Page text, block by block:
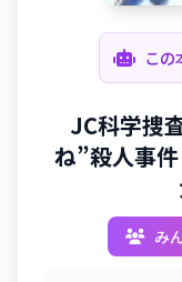
この
JC科学捜
ね”殺人事
み